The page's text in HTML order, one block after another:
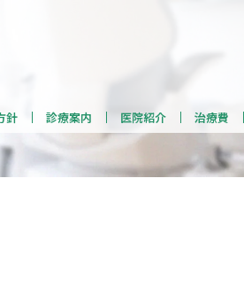
針 診療案内 医院紹介 治療費